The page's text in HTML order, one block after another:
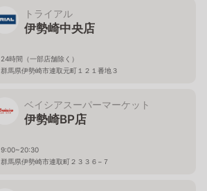
トライアル
伊勢崎中央店
24時間（一部店舗除く）
群馬県伊勢崎市連取元町１２１番地３
ベイシアスーパーマーケット
伊勢崎BP店
9:00~20:30
群馬県伊勢崎市連取町２３３６−７